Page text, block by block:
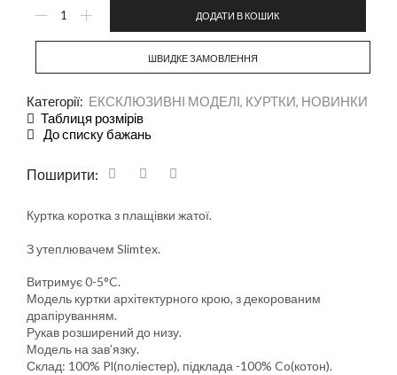
ДОДАТИ В КОШИК
ШВИДКЕ ЗАМОВЛЕННЯ
Категорії: ЕКСКЛЮЗИВНІ МОДЕЛІ, КУРТКИ, НОВИНКИ
Таблиця розмірів
До списку бажань
Поширити:
Куртка коротка з плащівки жатої.
З утеплювачем Slimtex.
Витримує 0-5°C.
Модель куртки архітектурного крою, з декорованим
драпіруванням.
Рукав розширений до низу.
Модель на зав’язку.
Склад: 100% Pl(поліестер), підклада -100% Co(котон).